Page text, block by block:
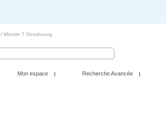
Montre ? Strasbourg
Mon espace | Recherche Avancée |